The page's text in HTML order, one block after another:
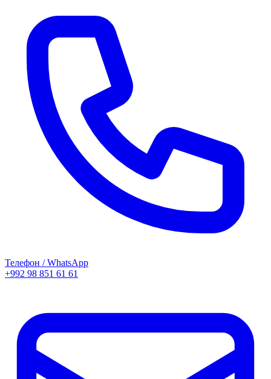
Телефон / WhatsApp
+992 98 851 61 61